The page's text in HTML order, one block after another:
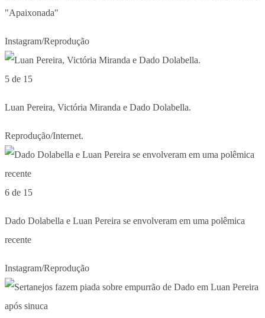
"Apaixonada"
Instagram/Reprodução
5 de 15
Luan Pereira, Victória Miranda e Dado Dolabella.
Reprodução/Internet.
6 de 15
Dado Dolabella e Luan Pereira se envolveram em uma polêmica
recente
Instagram/Reprodução